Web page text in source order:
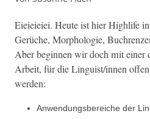
Eieieieiei. Heute ist hier High­life
Gerüche, Mor­pholo­gie,
Aber begin­nen wir doch mit ein­er
Arbeit, für die Linguist/innen
werden:
Anwen­dungs­bere­iche der